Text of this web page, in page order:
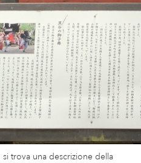
trova una descrizione della